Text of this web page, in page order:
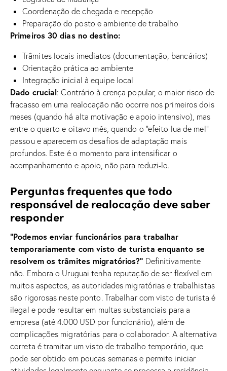
Coordenação de chegada e recepção
Preparação do posto e ambiente de trabalho
Primeiros 30 dias no destino:
Trâmites locais imediatos (documentação, bancários)
Orientação prática ao ambiente
Integração inicial à equipe local
Dado crucial: Contrário à crença popular, o maior risco de
fracasso em uma realocação não ocorre nos primeiros dois
meses (quando há alta motivação e apoio intensivo), mas
entre o quarto e oitavo mês, quando o “efeito lua de mel”
passou e aparecem os desafios de adaptação mais
profundos. Este é o momento para intensificar o
acompanhamento e apoio, não para reduzi-lo.
Perguntas frequentes que todo
responsável de realocação deve saber
responder
“Podemos enviar funcionários para trabalhar
temporariamente com visto de turista enquanto se
resolvem os trâmites migratórios?” Definitivamente
não. Embora o Uruguai tenha reputação de ser flexível em
muitos aspectos, as autoridades migratórias e trabalhistas
são rigorosas neste ponto. Trabalhar com visto de turista é
ilegal e pode resultar em multas substanciais para a
empresa (até 4.000 USD por funcionário), além de
complicações migratórias para o colaborador. A alternativa
correta é tramitar um visto de trabalho temporário, que
pode ser obtido em poucas semanas e permite iniciar